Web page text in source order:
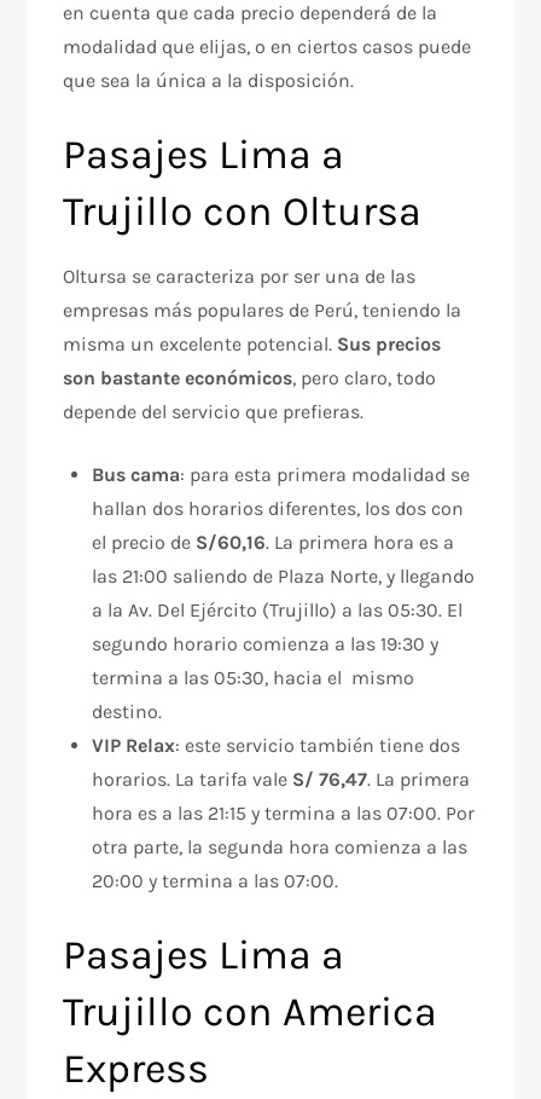
en cuenta que cada precio dependerá de la
modalidad que elijas, o en ciertos casos puede
que sea la única a la disposición.
Pasajes Lima a
Trujillo con Oltursa
Oltursa se caracteriza por ser una de las
empresas más populares de Perú, teniendo la
misma un excelente potencial. Sus precios
son bastante económicos, pero claro, todo
depende del servicio que prefieras.
Bus cama: para esta primera modalidad se
hallan dos horarios diferentes, los dos con
el precio de S/60,16. La primera hora es a
las 21:00 saliendo de Plaza Norte, y llegando
a la Av. Del Ejército (Trujillo) a las 05:30. El
segundo horario comienza a las 19:30 y
termina a las 05:30, hacia el mismo
destino.
VIP Relax: este servicio también tiene dos
horarios. La tarifa vale S/ 76,47. La primera
hora es a las 21:15 y termina a las 07:00. Por
otra parte, la segunda hora comienza a las
20:00 y termina a las 07:00.
Pasajes Lima a
Trujillo con America
Express